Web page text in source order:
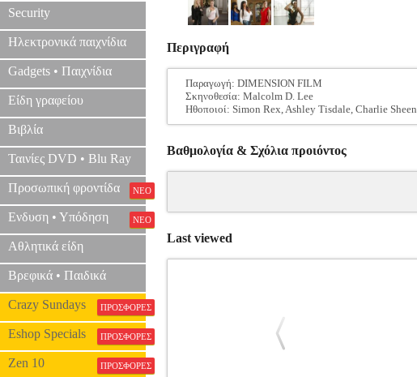
Security
Ηλεκτρονικά παιχνίδια
Gadgets • Παιχνίδια
Είδη γραφείου
Βιβλία
Ταινίες DVD • Blu Ray
Προσωπική φροντίδα ΝΕΟ
Ενδυση • Υπόδηση ΝΕΟ
Αθλητικά είδη
Βρεφικά • Παιδικά
Crazy Sundays ΠΡΟΣΦΟΡΕΣ
Eshop Specials ΠΡΟΣΦΟΡΕΣ
Zen 10 ΠΡΟΣΦΟΡΕΣ
Περιγραφή
Παραγωγή: DIMENSION FILM
Σκηνοθεσία: Malcolm D. Lee
Ηθοποιοί: Simon Rex, Ashley Tisdale, Charlie Sheen
Βαθμολογία & Σχόλια προιόντος
Last viewed